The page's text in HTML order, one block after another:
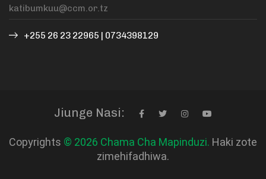
+255 26 23 22965 | 0734398129
Jiunge Nasi:
Copyrights © 2026 Chama Cha Mapinduzi. Haki zote
zimehifadhiwa.